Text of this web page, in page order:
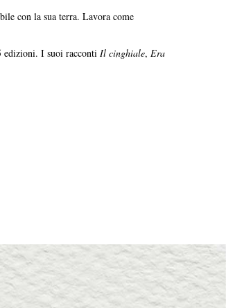
con la sua terra. Lavora come
edizioni. I suoi racconti Il cinghiale, Era